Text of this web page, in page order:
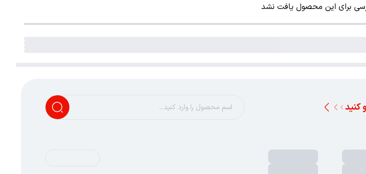
برای این محصول یافت نشد